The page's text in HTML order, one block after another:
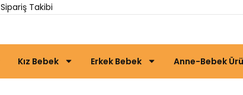
Sipariş Takibi
Kız Bebek Erkek Bebek Anne-Bebek